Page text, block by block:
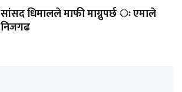
सांसद धिमालले माफी माग्नुपर्छ ः एमाले
निजगढ